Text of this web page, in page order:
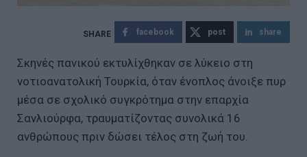
facebook post share
Σκηνές πανικού εκτυλίχθηκαν σε λύκειο στη
νοτιοανατολική Τουρκία, όταν ένοπλος άνοιξε πυρ
μέσα σε σχολικό συγκρότημα στην επαρχία
Σανλιούρφα, τραυματίζοντας συνολικά 16
ανθρώπους πριν δώσει τέλος στη ζωή του.